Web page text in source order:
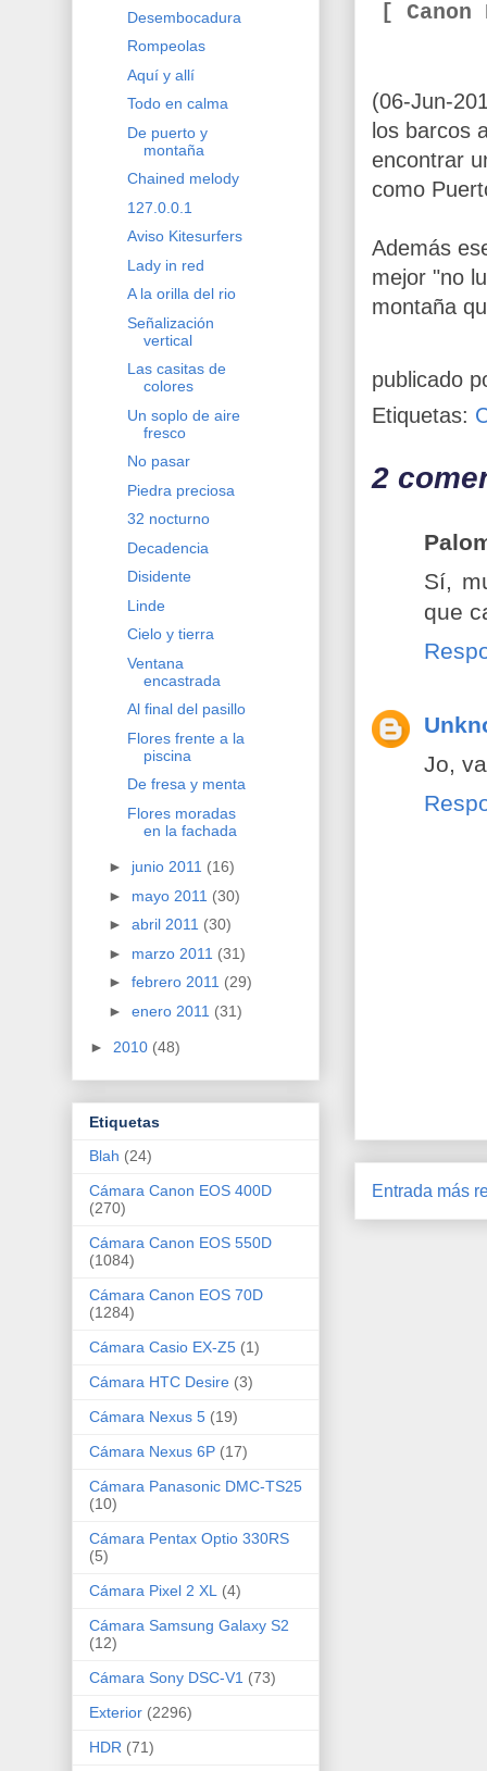
[
(06-Jun-
los barcos
encontrar
como
Además
mejor "no
montaña
publicado
Etiquetas:
2
Sí,
que
Jo,
Entrada más
Desembocadura
Rompeolas
Aquí y allí
Todo en calma
De puerto y
montaña
Chained melody
127.0.0.1
Aviso Kitesurfers
Lady in red
A la orilla del rio
Señalización
vertical
Las casitas de
colores
Un soplo de aire
fresco
No pasar
Piedra preciosa
32 nocturno
Decadencia
Disidente
Linde
Cielo y tierra
Ventana
encastrada
Al final del pasillo
Flores frente a la
piscina
De fresa y menta
Flores moradas
en la fachada
► junio 2011 (16)
► mayo 2011 (30)
► abril 2011 (30)
► marzo 2011 (31)
► febrero 2011 (29)
► enero 2011 (31)
► 2010 (48)
Etiquetas
Blah (24)
Cámara Canon EOS 400D
(270)
Cámara Canon EOS 550D
(1084)
Cámara Canon EOS 70D
(1284)
Cámara Casio EX-Z5 (1)
Cámara HTC Desire (3)
Cámara Nexus 5 (19)
Cámara Nexus 6P (17)
Cámara Panasonic DMC-TS25
(10)
Cámara Pentax Optio 330RS
(5)
Cámara Pixel 2 XL
(4)
Cámara Samsung Galaxy S2
(12)
Cámara Sony DSC-V1 (73)
Exterior (2296)
HDR (71)